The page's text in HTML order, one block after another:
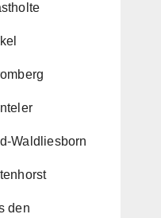
Waldliesborn
den